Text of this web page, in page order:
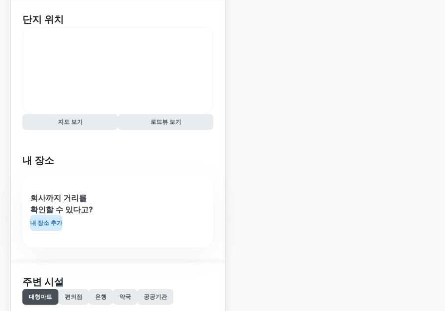
단지 위치
지도 보기 로드뷰 보기
내 장소
회사까지 거리를
확인할 수 있다고?
내 장소 추가
주변 시설
대형마트 편의점 은행 약국 공공기관